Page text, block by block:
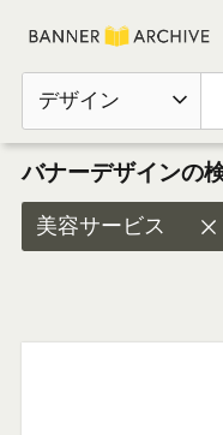
デザイン
バナーデザインの
美容サービス